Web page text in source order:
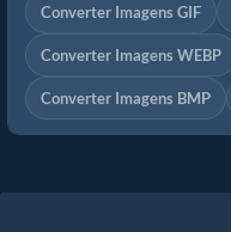
Converter Imagens GIF
Converter Imagens WEBP
Converter Imagens BMP